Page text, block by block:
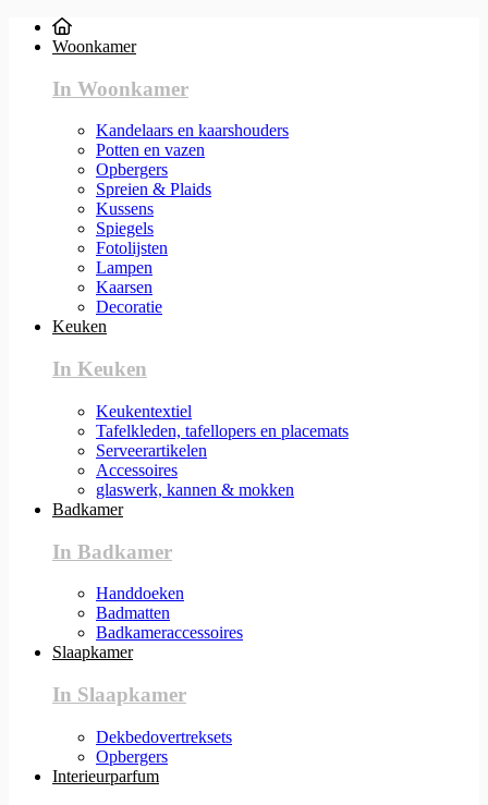
Woonkamer
In Woonkamer
Kandelaars en kaarshouders
Potten en vazen
Opbergers
Spreien & Plaids
Kussens
Spiegels
Fotolijsten
Lampen
Kaarsen
Decoratie
Keuken
In Keuken
Keukentextiel
Tafelkleden, tafellopers en placemats
Serveerartikelen
Accessoires
glaswerk, kannen & mokken
Badkamer
In Badkamer
Handdoeken
Badmatten
Badkameraccessoires
Slaapkamer
In Slaapkamer
Dekbedovertreksets
Opbergers
Interieurparfum